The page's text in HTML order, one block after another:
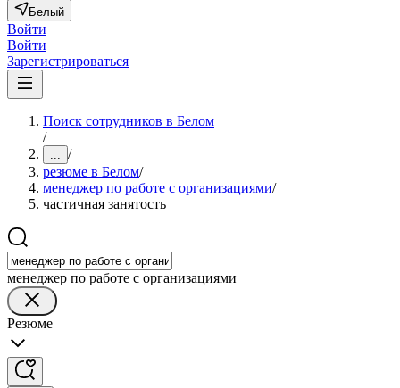
Белый
Войти
Войти
Зарегистрироваться
Поиск сотрудников в Белом
/
... /
резюме в Белом/
менеджер по работе с организациями/
частичная занятость
менеджер по работе с организациями
Резюме